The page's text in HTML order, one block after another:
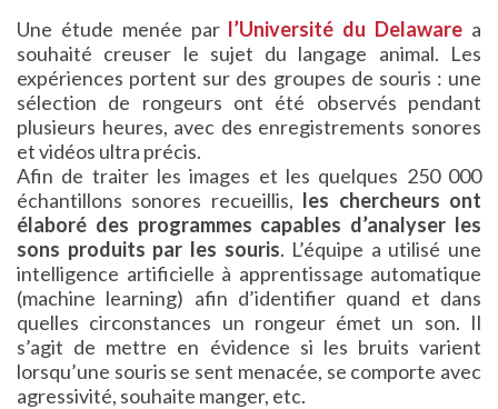
Une étude menée par l’Université du Delaware a
souhaité creuser le sujet du langage animal. Les
expériences portent sur des groupes de souris : une
sélection de rongeurs ont été observés pendant
plusieurs heures, avec des enregistrements sonores
et vidéos ultra précis.
Afin de traiter les images et les quelques 250 000
échantillons sonores recueillis, les chercheurs ont
élaboré des programmes capables d’analyser les
sons produits par les souris. L’équipe a utilisé une
intelligence artificielle à apprentissage automatique
(machine learning) afin d’identifier quand et dans
quelles circonstances un rongeur émet un son. Il
s’agit de mettre en évidence si les bruits varient
lorsqu’une souris se sent menacée, se comporte avec
agressivité, souhaite manger, etc.